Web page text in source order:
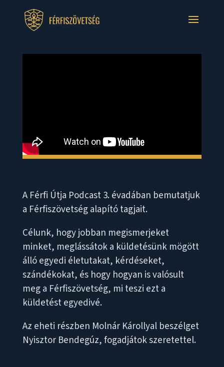
A Férfi Útja Podcast 3. évadában bemutatjuk
a Férfiszövetség alapító tagjait.
Célunk, hogy jobban megismerjeket
minket, meglássátok a küldetésünk mögött
álló egyedi életutakat, kérdéseket,
szándékokat, és hogy hogyan is valósult
meg a Férfiszövetség, mi teszi ezt a
küldetést egyedivé.
Az eheti részben Molnár Károllyal beszélget
Nyisztor Bendegúz, fogadjátok szeretettel.